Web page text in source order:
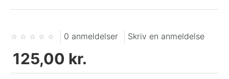
0 anmeldelser Skriv en anmeldelse
125,00 kr.